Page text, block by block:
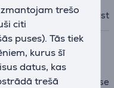
trešo
citi
puses). Tās tiek
kurus šī
datus, kas
trešā
Chromecast
Bose